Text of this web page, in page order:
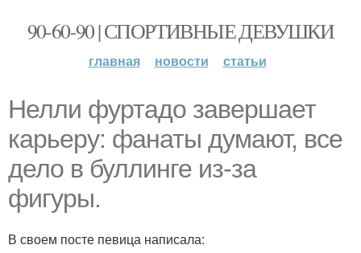
90-60-90 | СПОРТИВНЫЕ ДЕВУШКИ
главная новости статьи
Нелли фуртадо завершает
карьеру: фанаты думают, все
дело в буллинге из-за
фигуры.
В своем посте певица написала: